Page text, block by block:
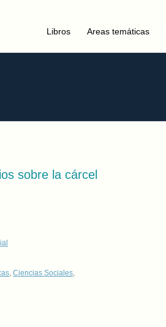
Libros Areas temáticas
sobre la cárcel
, Ciencias Sociales,